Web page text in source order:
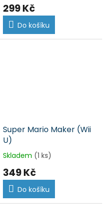
299 Kč
Do košíku
Super Mario Maker (Wii
U)
Skladem (1 ks)
349 Kč
Do košíku